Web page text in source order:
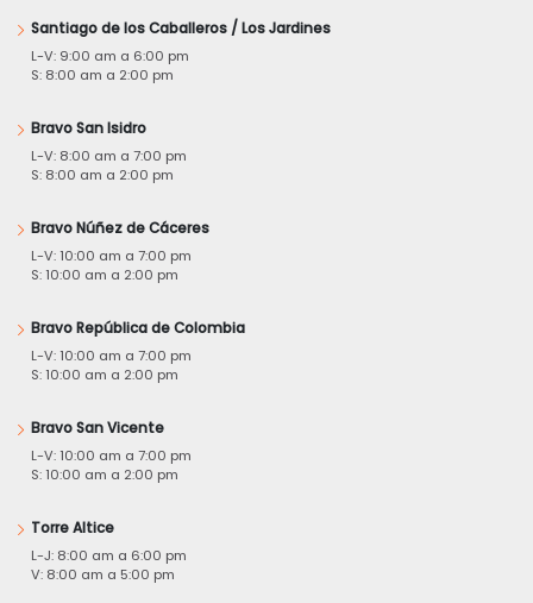
Santiago de los Caballeros / Los Jardines
L-V: 9:00 am a 6:00 pm
S: 8:00 am a 2:00 pm
Bravo San Isidro
L-V: 8:00 am a 7:00 pm
S: 8:00 am a 2:00 pm
Bravo Núñez de Cáceres
L-V: 10:00 am a 7:00 pm
S: 10:00 am a 2:00 pm
Bravo República de Colombia
L-V: 10:00 am a 7:00 pm
S: 10:00 am a 2:00 pm
Bravo San Vicente
L-V: 10:00 am a 7:00 pm
S: 10:00 am a 2:00 pm
Torre Altice
L-J: 8:00 am a 6:00 pm
V: 8:00 am a 5:00 pm